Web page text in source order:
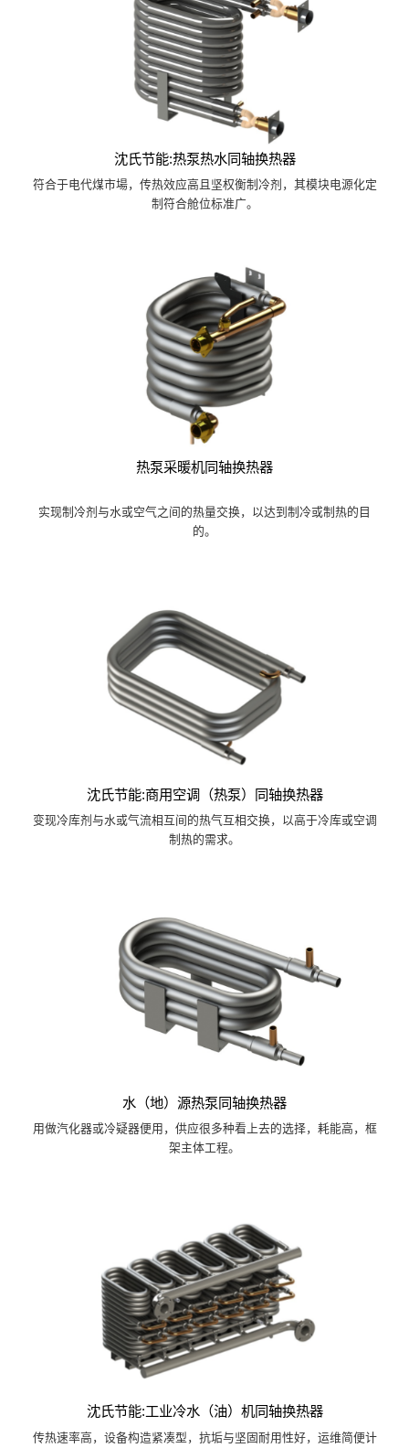
沈氏节能:热泵热水同轴换热器
符合于电代煤市場，传热效应高且坚权衡制冷剂，其模块电源化定
制符合舱位标准广。
热泵采暖机同轴换热器
实现制冷剂与水或空气之间的热量交换，以达到制冷或制热的目
的。
沈氏节能:商用空调（热泵）同轴换热器
变现冷库剂与水或气流相互间的热气互相交换，以高于冷库或空调
制热的需求。
水（地）源热泵同轴换热器
用做汽化器或冷疑器便用，供应很多种看上去的选择，耗能高，框
架主体工程。
沈氏节能:工业冷水（油）机同轴换热器
传热速率高，设备构造紧凑型，抗垢与坚固耐用性好，运维简便计